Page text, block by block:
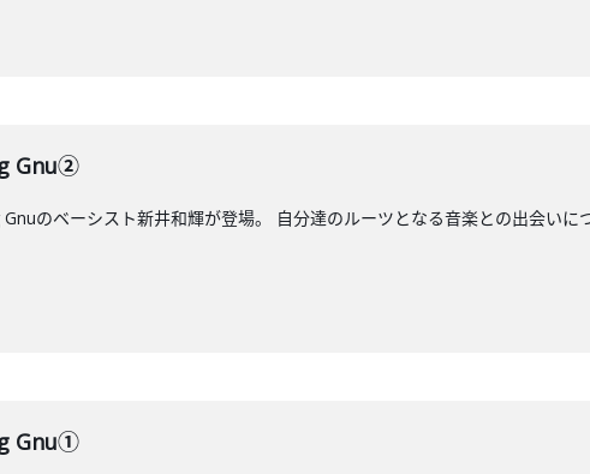
Gnu②
のベーシスト新井和輝が登場。 自分達のルーツとなる音楽との出会いに
Gnu①